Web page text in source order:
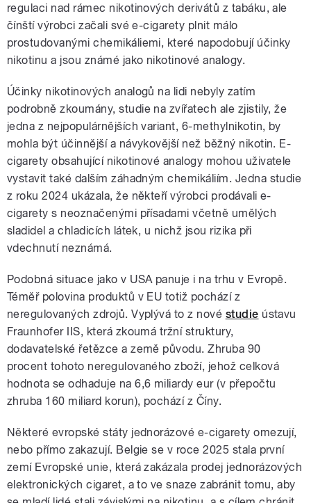
regulaci nad rámec nikotinových derivátů z tabáku, ale
čínští výrobci začali své e-cigarety plnit málo
prostudovanými chemikáliemi, které napodobují účinky
nikotinu a jsou známé jako nikotinové analogy.
Účinky nikotinových analogů na lidi nebyly zatím
podrobně zkoumány, studie na zvířatech ale zjistily, že
jedna z nejpopulárnějších variant, 6-methylnikotin, by
mohla být účinnější a návykovější než běžný nikotin. E-
cigarety obsahující nikotinové analogy mohou uživatele
vystavit také dalším záhadným chemikáliím. Jedna studie
z roku 2024 ukázala, že někteří výrobci prodávali e-
cigarety s neoznačenými přísadami včetně umělých
sladidel a chladicích látek, u nichž jsou rizika při
vdechnutí neznámá.
Podobná situace jako v USA panuje i na trhu v Evropě.
Téměř polovina produktů v EU totiž pochází z
neregulovaných zdrojů. Vyplývá to z nové studie ústavu
Fraunhofer IIS, která zkoumá tržní struktury,
dodavatelské řetězce a země původu. Zhruba 90
procent tohoto neregulovaného zboží, jehož celková
hodnota se odhaduje na 6,6 miliardy eur (v přepočtu
zhruba 160 miliard korun), pochází z Číny.
Některé evropské státy jednorázové e-cigarety omezují,
nebo přímo zakazují. Belgie se v roce 2025 stala první
zemí Evropské unie, která zakázala prodej jednorázových
elektronických cigaret, a to ve snaze zabránit tomu, aby